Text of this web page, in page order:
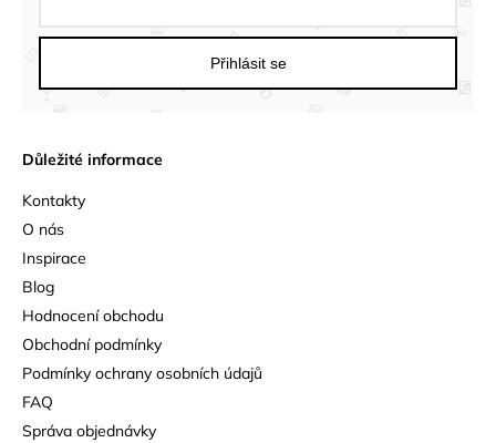
Důležité informace
Kontakty
O nás
Inspirace
Blog
Hodnocení obchodu
Obchodní podmínky
Podmínky ochrany osobních údajů
FAQ
Správa objednávky
Přihlásit se